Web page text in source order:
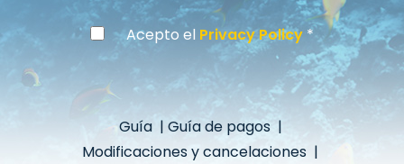
Acepto el Privacy Policy
Guía | Guía de pagos |
Modificaciones y cancelaciones |